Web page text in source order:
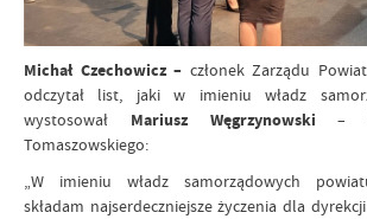
Michał Czechowicz – członek Zarządu
odczytał list, jaki w imieniu władz
wystosował Mariusz Węgrzynowski–
Tomaszowskiego:
„W imieniu władz samorządowych
składam najserdeczniejsze życzenia dla